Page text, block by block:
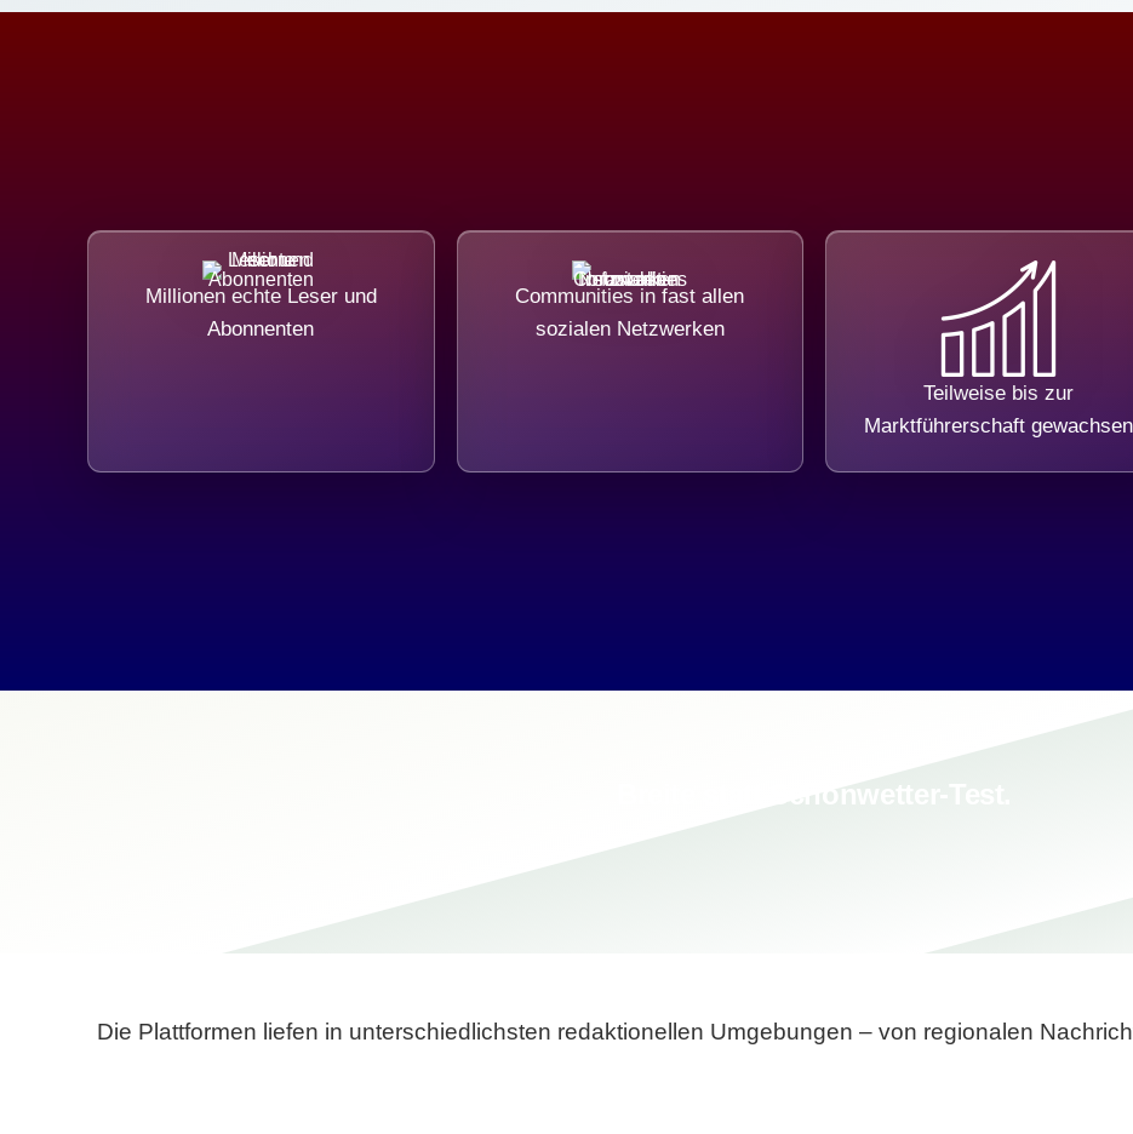
Millionen echte Leser und
Abonnenten
Communities in fast allen
sozialen Netzwerken
Teilweise bis zur
Marktführerschaft gewachsen
Die Plattformen liefen in unterschiedlichsten redaktionellen Umgebungen – von regionalen